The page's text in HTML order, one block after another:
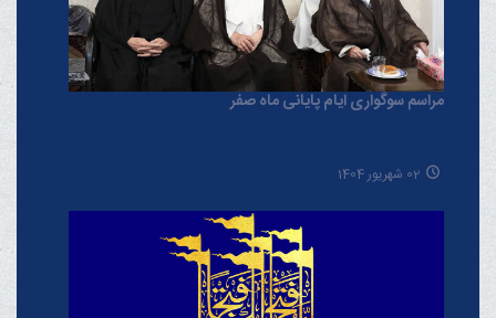
مراسم سوگواری ایام پایانی ماه صفر
02 شهریور 1404